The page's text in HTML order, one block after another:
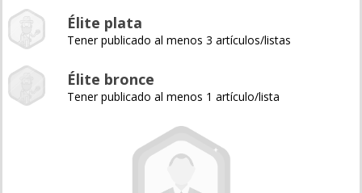
Élite plata
Tener publicado al menos 3 artículos/listas
Élite bronce
Tener publicado al menos 1 artículo/lista